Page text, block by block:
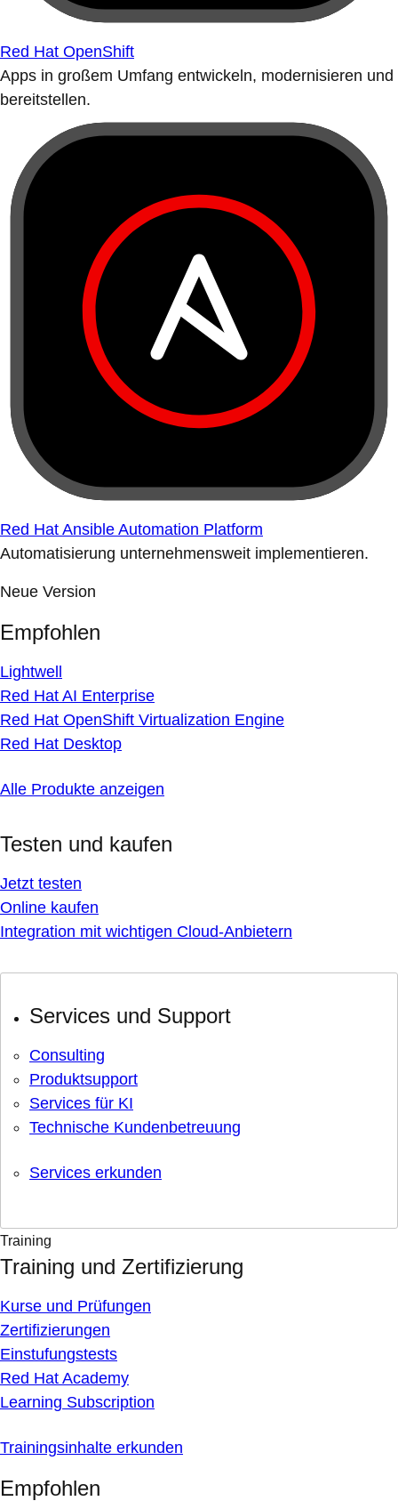
Red Hat OpenShift
Apps in großem Umfang entwickeln, modernisieren und
bereitstellen.
Red Hat Ansible Automation Platform
Automatisierung unternehmensweit implementieren.
Neue Version
Empfohlen
Lightwell
Red Hat AI Enterprise
Red Hat OpenShift Virtualization Engine
Red Hat Desktop
Alle Produkte anzeigen
Testen und kaufen
Jetzt testen
Online kaufen
Integration mit wichtigen Cloud-Anbietern
Services und Support
Consulting
Produktsupport
Services für KI
Technische Kundenbetreuung
Services erkunden
Training
Training und Zertifizierung
Kurse und Prüfungen
Zertifizierungen
Einstufungstests
Red Hat Academy
Learning Subscription
Trainingsinhalte erkunden
Empfohlen